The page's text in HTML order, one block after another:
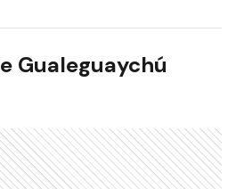
Gualeguaychú